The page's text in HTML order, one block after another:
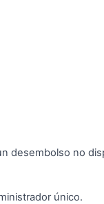
desembolso no
único.